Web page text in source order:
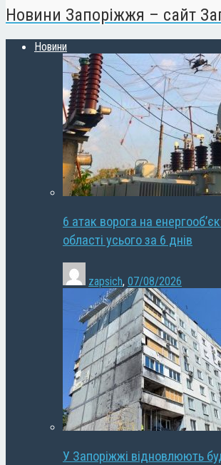
Новини Запоріжжя – сайт
Новини
6 атак ворога на
області усього за 6 днів
zapsich, 07/08/2026
У Запоріжжі відновлюють